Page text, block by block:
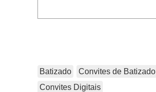
Batizado
Convites de Batizado
Convites Digitais